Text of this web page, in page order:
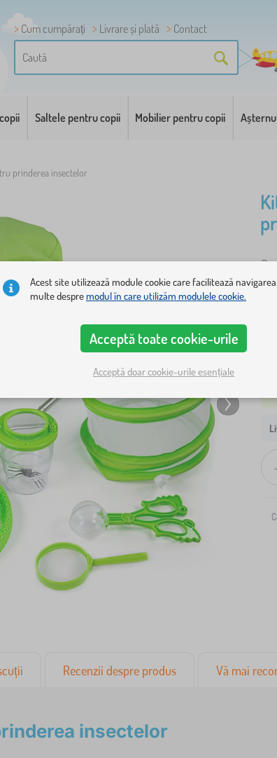
Cum cumpărați Livrare și plată
Contact
Saltele pentru copii Mobilier pentru copii
prinderea insectelor
Recenzii despre produs Vă mai
insectelor
Acest site utilizează module cookie care facilitează
multe despremodul în care utilizăm modulele cookie.
Acceptă toate cookie-urile
Acceptă doar cookie-urile esențiale